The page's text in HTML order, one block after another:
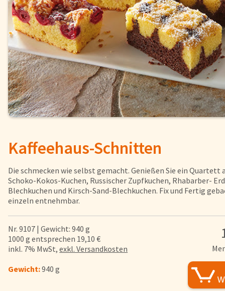
Fisch Pizzen und
Snacks
Schnelle Mahlzeiten Torten und
Brot und Brötchen
Über uns
Presse & News
Rezepte
FAQs
Bezahlung & Lieferung
Nährwerte & Allergene
Kaffeehaus-Schnitten
Die schmecken wie selbst gemacht. Genießen Sie ein Quartett
Schoko-Kokos-Kuchen, Russischer Zupfkuchen, Rhabarber-
Blechkuchen und Kirsch-Sand-Blechkuchen. Fix und Fertig
einzeln entnehmbar.
Nr. 9107 | Gewicht: 940 g
1000 g entsprechen 19,10 €
inkl. 7% MwSt,exkl. Versandkosten
Gewicht:940 g